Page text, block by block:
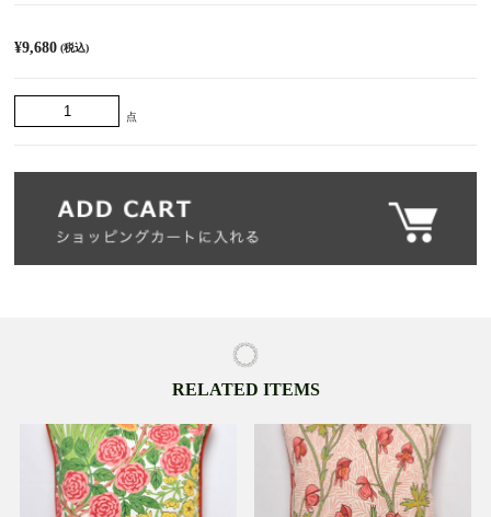
カバーのみ販売。ファスナーにて開閉可能。右下にBeautiful Daysの織ネームタ
中材が必要な場合は、別途ページよりお求めください。
＊特別価格品の為、マルシェの日・セール等のお値引き、ポイント付与の対象
¥9,680
点
RELATED ITEMS